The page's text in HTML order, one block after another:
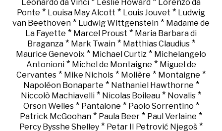
Leonardo da Vinci Leslie Howard
Lorenzo da
Ponte * Louisa May Alcott * Louis Jouvet * Ludwig
van Beethoven * Ludwig Wittgenstein * Madame de
La Fayette * Marcel Proust * Maria Barbara di
Braganza* Mark Twain* Matthias Claudius*
Maurice Genevoix * Michael Curtiz * Michelangelo
Antonioni* Michel de Montaigne * Miguel de
Cervantes * Mike Nichols * Molière * Montaigne *
Napoléon Bonaparte * Nathaniel Hawthorne *
Niccolò Machiavelli * Nicolas Boileau * Novalis *
Orson Welles* Pantalone * Paolo Sorrentino *
Patrick McGoohan * Paula Beer * Paul Verlaine *
Percy Bysshe Shelley * Petar II Petrović Njegoš *